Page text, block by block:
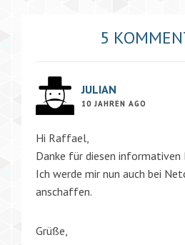
5
JULIAN
10 JAHREN AGO
Hi Raffael,
Danke für diesen informativen
Ich werde mir nun auch bei
anschaffen.
Grüße,